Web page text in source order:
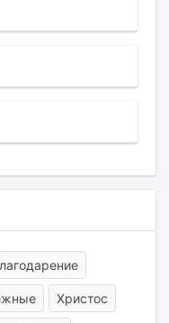
Христос